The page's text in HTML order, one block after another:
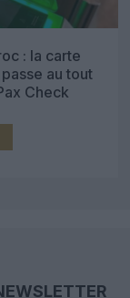
: la carte
au tout
Check